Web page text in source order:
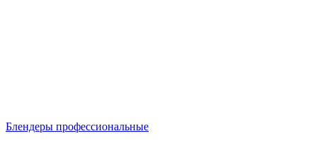
Блендеры профессиональные